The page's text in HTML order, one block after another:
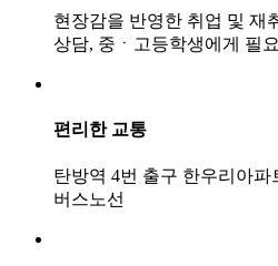
현장감을 반영한 취업 및 재
상담, 중ㆍ고등학생에게 필
편리한 교통
탄방역 4번 출구 한우리아
버스노선